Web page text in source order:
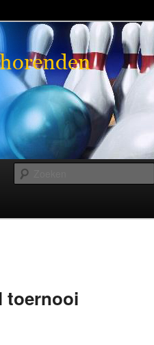
toernooi